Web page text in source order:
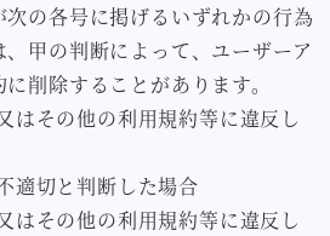
次の各号に掲げるいずれかの行為
甲の判断によって、ユーザーア
削除することがあります。
はその他の利用規約等に違反し
適切と判断した場合
はその他の利用規約等に違反し